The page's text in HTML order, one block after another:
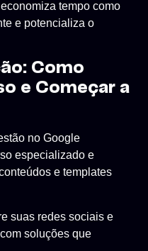
tempo como
e potencializa o
Como
e Começar a
no Google
especializado e
e templates
suas redes sociais e
soluções que